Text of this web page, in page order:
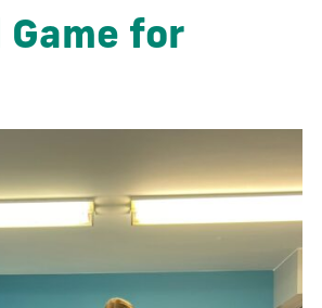
Game for